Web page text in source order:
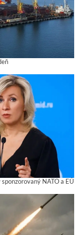
NATO a EÚ